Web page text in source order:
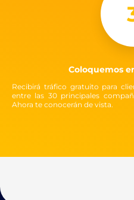
Coloquemos
Recibirá tráfico gratuito para
entre las 30 principales
Ahora te conocerán de vista.